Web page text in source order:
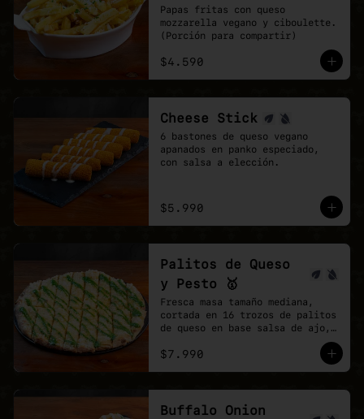
Papas fritas con queso
mozzarella vegano y ciboulette.
(Porción para compartir)
$4.590
Cheese Stick
6 bastones de queso vegano
apanados en panko especiado,
con salsa a elección.
$5.990
Palitos de Queso
y Pesto 🥇
Fresca masa tamaño mediana,
cortada en 16 trozos de palitos
de queso en base salsa de ajo,
con un shot de salsa pesto.
$7.990
Buffalo Onion